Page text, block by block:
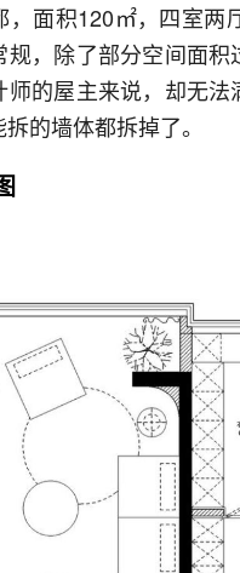
，面积120㎡，四室两
规，除了部分空间面
的屋主来说，却无法
的墙体都拆掉了。